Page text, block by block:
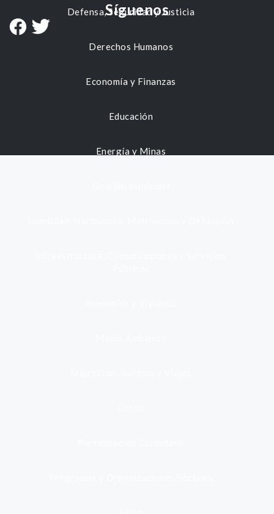
Defensa, Seguridad y Justicia
Derechos Humanos
Economía y Finanzas
Educación
Energía y Minas
Síguenos